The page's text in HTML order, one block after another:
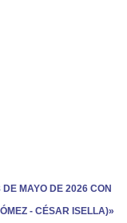
MAYO DE 2026 CON
- CÉSAR ISELLA)»